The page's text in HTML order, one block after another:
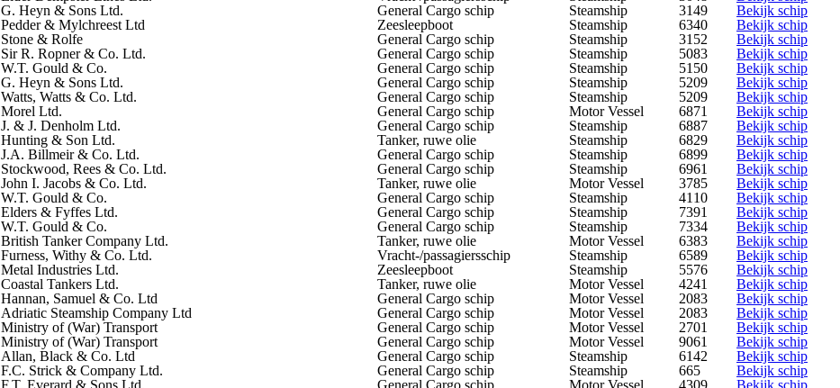
G. Heyn & Sons Ltd. General Cargo schip Steamship 3149
Bekijk schip
Pedder & Mylchreest Ltd Zeesleepboot Steamship 6340
Bekijk schip
Stone & Rolfe General Cargo schip Steamship 3152
Bekijk schip
Sir R. Ropner & Co. Ltd. General Cargo schip Steamship 5083
Bekijk schip
W.T. Gould & Co. General Cargo schip Steamship 5150
Bekijk schip
G. Heyn & Sons Ltd. General Cargo schip Steamship 5209
Bekijk schip
Watts, Watts & Co. Ltd. General Cargo schip Steamship 5209
Bekijk schip
Morel Ltd. General Cargo schip Motor Vessel 6871
Bekijk schip
J. & J. Denholm Ltd. General Cargo schip Steamship 6887
Bekijk schip
Hunting & Son Ltd. Tanker, ruwe olie Steamship 6829
Bekijk schip
J.A. Billmeir & Co. Ltd. General Cargo schip Steamship 6899
Bekijk schip
Stockwood, Rees & Co. Ltd. General Cargo schip Steamship 6961
Bekijk schip
John I. Jacobs & Co. Ltd. Tanker, ruwe olie Motor Vessel 3785
Bekijk schip
W.T. Gould & Co. General Cargo schip Steamship 4110
Bekijk schip
Elders & Fyffes Ltd. General Cargo schip Steamship 7391
Bekijk schip
W.T. Gould & Co. General Cargo schip Steamship 7334
Bekijk schip
British Tanker Company Ltd. Tanker, ruwe olie Motor Vessel 6383
Bekijk schip
Furness, Withy & Co. Ltd. Vracht-/passagiersschip Steamship 6589
Bekijk schip
Metal Industries Ltd. Zeesleepboot Steamship 5576
Bekijk schip
Coastal Tankers Ltd. Tanker, ruwe olie Motor Vessel 4241
Bekijk schip
Hannan, Samuel & Co. Ltd General Cargo schip Motor Vessel 2083
Bekijk schip
Adriatic Steamship Company Ltd General Cargo schip Motor Vessel 2083
Bekijk schip
Ministry of (War) Transport General Cargo schip Motor Vessel 2701
Bekijk schip
Ministry of (War) Transport General Cargo schip Motor Vessel 9061
Bekijk schip
Allan, Black & Co. Ltd General Cargo schip Steamship 6142
Bekijk schip
F.C. Strick & Company Ltd. General Cargo schip Steamship 665
Bekijk schip
F.T. Everard & Sons Ltd. General Cargo schip Motor Vessel 4309
Bekijk schip